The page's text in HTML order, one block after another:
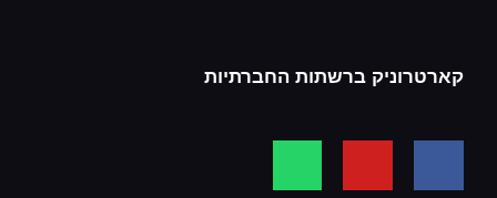
קארטרוניק ברשתות החברתיות